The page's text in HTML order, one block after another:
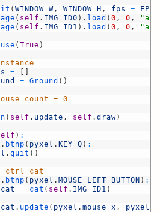
( WINDOW_W, WINDOW_H , fps = FPS
( self . IMG_ID0 ) . load ( 0 , 0 ,
( self . IMG_ID1 ) . load ( 0 , 0 ,
( True )
=
= Ground ( )
= 0
( self . update , self . draw)
) :
. btnp ( pyxel . KEY_Q ) :
. quit ( )
ctrl cat ======
. btnp ( pyxel . MOUSE_LEFT_BUTTON ) :
= cat ( self . IMG_ID1 )
. update ( pyxel . mouse_x , pyxel